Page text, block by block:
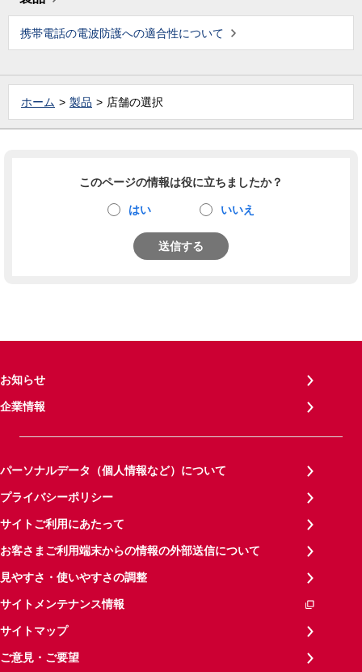
携帯電話の電波防護への適合性について
ホーム 製品 店舗の選択
このページの情報は役に立ちましたか？
はい いいえ
送信する
お知らせ
企業情報
パーソナルデータ（個人情報など）について
プライバシーポリシー
サイトご利用にあたって
お客さまご利用端末からの情報の外部送信について
見やすさ・使いやすさの調整
サイトメンテナンス情報
サイトマップ
ご意見・ご要望